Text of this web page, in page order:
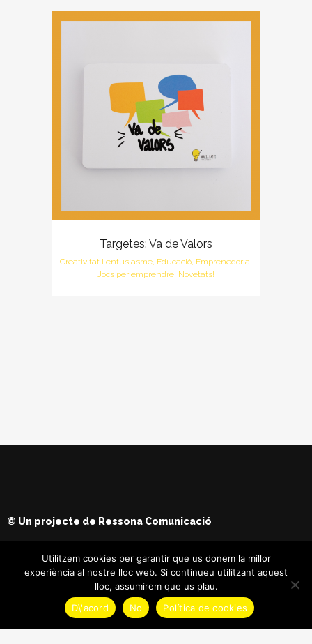
Targetes: Va de Valors
Creativitat i entusiasme, Educació, Emprenedoria,
Jocs per emprendre, Novetats!
© Un projecte de Ressona Comunicació
Utilitzem cookies per garantir que us donem la millor
experiència al nostre lloc web. Si continueu utilitzant aquest
lloc, assumirem que us plau.
D\'acord
No Política de cookies